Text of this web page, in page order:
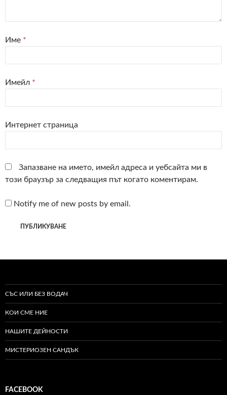
Име *
Имейл *
Интернет страница
Запазване на името, имейл адреса и уебсайта ми в
този браузър за следващия път когато коментирам.
Notify me of new posts by email.
СЪС ИЛИ БЕЗ ВОДАЧ
КОИ СМЕ НИЕ
НАШИТЕ ДЕЙНОСТИ
МИСТЕРИОЗЕН САНДЪК
FACEBOOK